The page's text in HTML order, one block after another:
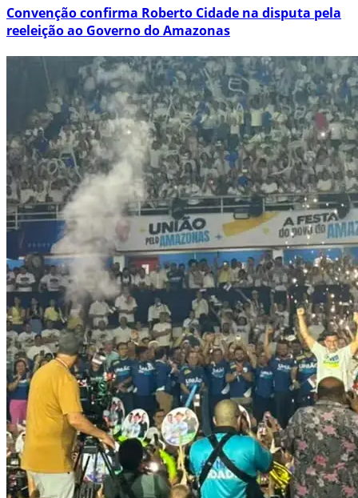
Convenção confirma Roberto Cidade na disputa pela
reeleição ao Governo do Amazonas